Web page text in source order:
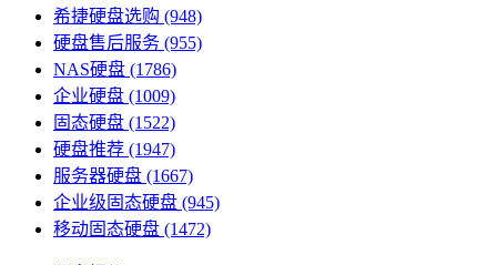
希捷硬盘选购 (948)
硬盘售后服务 (955)
NAS硬盘 (1786)
企业硬盘 (1009)
固态硬盘 (1522)
硬盘推荐 (1947)
服务器硬盘 (1667)
企业级固态硬盘 (945)
移动固态硬盘 (1472)